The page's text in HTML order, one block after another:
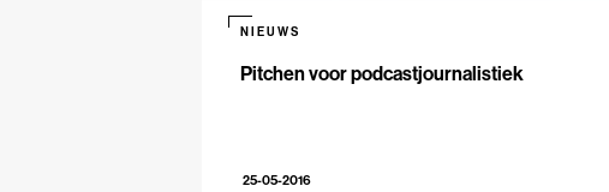
Pitchen voor podcastjournalistiek
NIEUWS
25-05-2016